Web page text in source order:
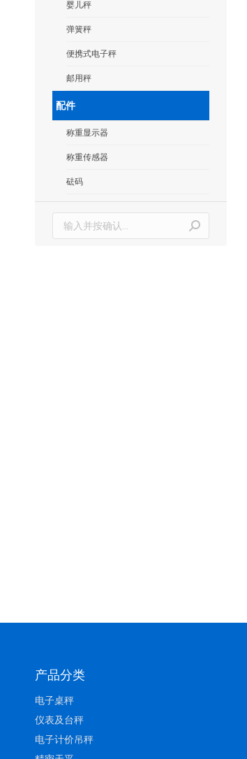
婴儿秤
弹簧秤
便携式电子秤
邮用秤
配件
称重显示器
称重传感器
砝码
索：
产品分类
电子桌秤
仪表及台秤
电子计价吊秤